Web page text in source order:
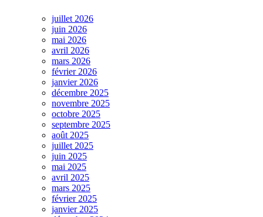
juillet 2026
juin 2026
mai 2026
avril 2026
mars 2026
février 2026
janvier 2026
décembre 2025
novembre 2025
octobre 2025
septembre 2025
août 2025
juillet 2025
juin 2025
mai 2025
avril 2025
mars 2025
février 2025
janvier 2025